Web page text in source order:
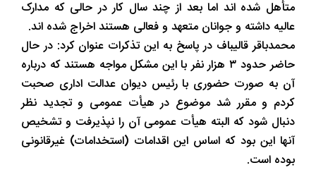
متأهل شده اند اما بعد از چند سال کار در حالی که مدارک
عالیه داشته و جوانان متعهد و فعالی هستند اخراج شده اند.
محمدباقر قالیباف در پاسخ به این تذکرات عنوان کرد: در حال
حاضر حدود ۳ هزار نفر با این مشکل مواجه هستند که درباره
آن به صورت حضوری با رئیس دیوان عدالت اداری صحبت
کردم و مقرر شد موضوع در هیأت عمومی و تجدید نظر
دنبال شود که البته هیأت عمومی آن را نپذیرفت و تشخیص
آنها این بود که اساس این اقدامات (استخدامات) غیرقانونی
بوده است.